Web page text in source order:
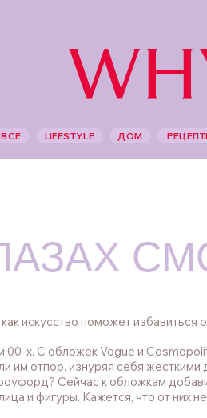
ВСЕ LIFESTYLE ДОМ
х. С обложек Vogue и
отпор, изнуряя себя жесткими
Сейчас к обложкам
и фигуры. Кажется, что от них
искусство поможет избавиться